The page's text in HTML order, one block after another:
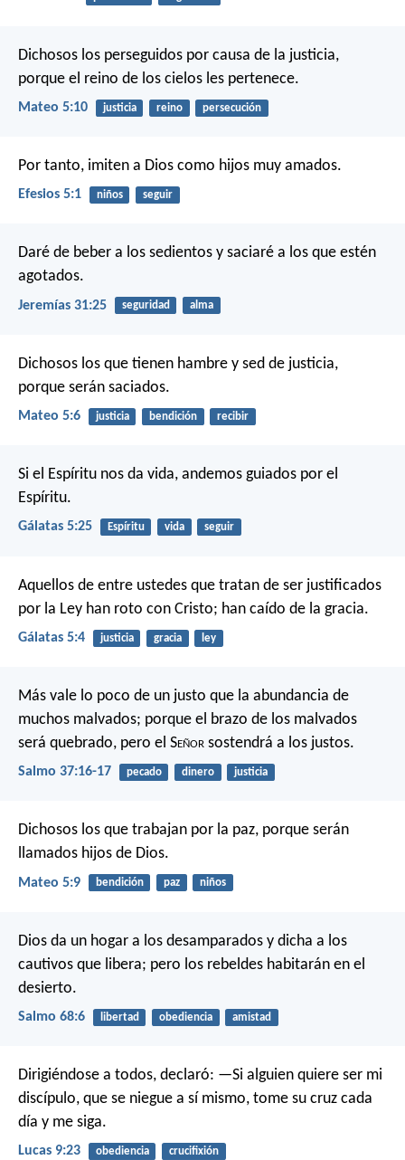
Dichosos los perseguidos por causa de la justicia,
porque el reino de los cielos les pertenece.
Mateo 5:10 justicia reino persecución
Por tanto, imiten a Dios como hijos muy amados.
Efesios 5:1 niños seguir
Daré de beber a los sedientos y saciaré a los que estén
agotados.
Jeremías 31:25 seguridad alma
Dichosos los que tienen hambre y sed de justicia,
porque serán saciados.
Mateo 5:6 justicia bendición recibir
Si el Espíritu nos da vida, andemos guiados por el
Espíritu.
Gálatas 5:25 Espíritu vida seguir
Aquellos de entre ustedes que tratan de ser justificados
por la Ley han roto con Cristo; han caído de la gracia.
Gálatas 5:4 justicia gracia ley
Más vale lo poco de un justo que la abundancia de
muchos malvados; porque el brazo de los malvados
será quebrado, pero el Señor sostendrá a los justos.
Salmo 37:16-17 pecado dinero justicia
Dichosos los que trabajan por la paz, porque serán
llamados hijos de Dios.
Mateo 5:9 bendición paz niños
Dios da un hogar a los desamparados y dicha a los
cautivos que libera; pero los rebeldes habitarán en el
desierto.
Salmo 68:6 libertad obediencia amistad
Dirigiéndose a todos, declaró: —Si alguien quiere ser mi
discípulo, que se niegue a sí mismo, tome su cruz cada
día y me siga.
Lucas 9:23 obediencia crucifixión